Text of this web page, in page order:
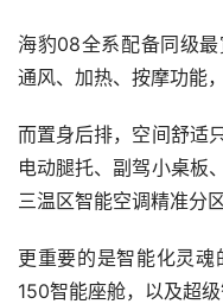
海豹08全系配备同级
通风、加热、按摩功能
而置身后排，空间舒适
电动腿托、副驾小桌板
三温区智能空调精准分
更重要的是智能化灵
150智能座舱，以及超级